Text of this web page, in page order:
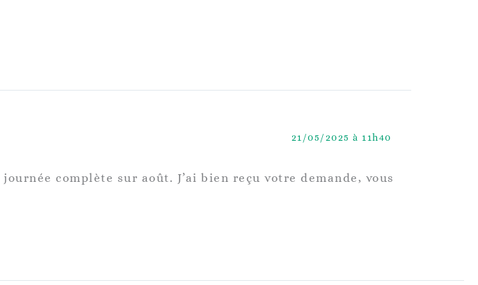
21/05/2025 à 11h40
complète sur août. J’ai bien reçu votre demande, vous